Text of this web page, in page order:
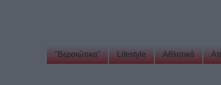
"Βεροιώτικα" Lifestyle Αθλητικά